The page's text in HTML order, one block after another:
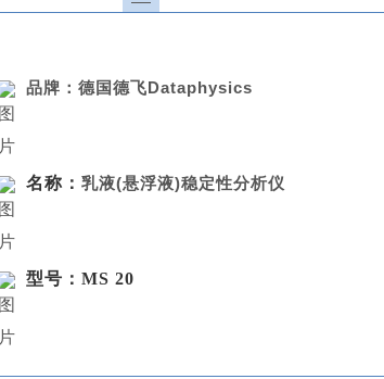
品牌：德国德飞Dataphysics
名称： 乳液(悬浮液)稳定性分析仪
型号：MS 20